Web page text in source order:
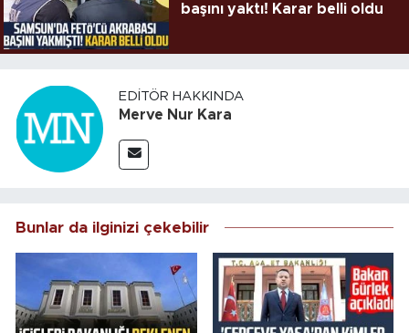
başını yaktı! Karar belli oldu
EDITÖR HAKKINDA
Merve Nur Kara
Bunlar da ilginizi çekebilir